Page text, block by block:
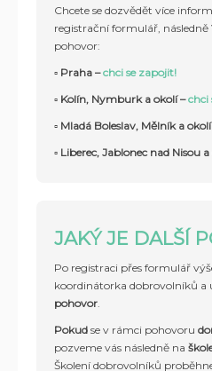
Chcete se dozvědět více
registrační formulář, následně
pohovor:
▫️ Praha –chci se zapojit!
▫️ Kolín, Nymburk a okolí –chci
▫️ Mladá Boleslav, Mělník a
▫️ Liberec, Jablonec nad Nisou
JAKÝ JE DALŠÍ
Po registraci přes formulář
koordinátorka dobrovolníků a
pohovor.
Pokud se v rámci pohovoru
pozveme vás následně na
Školení dobrovolníků